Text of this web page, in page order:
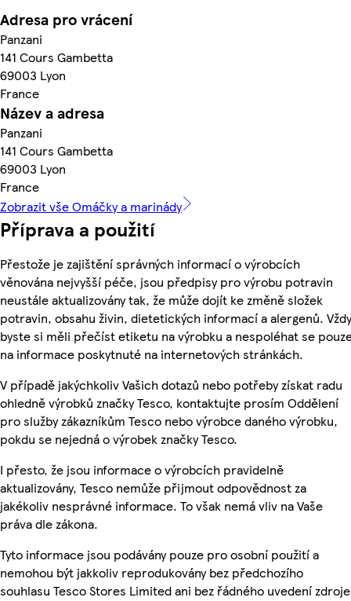
Adresa pro vrácení
Panzani
141 Cours Gambetta
69003 Lyon
France
Název a adresa
Panzani
141 Cours Gambetta
69003 Lyon
France
Zobrazit vše Omáčky a marinády
Příprava a použití
Přestože je zajištění správných informací o výrobcích
věnována nejvyšší péče, jsou předpisy pro výrobu potravin
neustále aktualizovány tak, že může dojít ke změně složek
potravin, obsahu živin, dietetických informací a alergenů. Vždy
byste si měli přečíst etiketu na výrobku a nespoléhat se
na informace poskytnuté na internetových stránkách.
V případě jakýchkoliv Vašich dotazů nebo potřeby získat radu
ohledně výrobků značky Tesco, kontaktujte prosím Oddělení
pro služby zákazníkům Tesco nebo výrobce daného výrobku,
pokdu se nejedná o výrobek značky Tesco.
I přesto, že jsou informace o výrobcích pravidelně
aktualizovány, Tesco nemůže přijmout odpovědnost za
jakékoliv nesprávné informace. To však nemá vliv na Vaše
práva dle zákona.
Tyto informace jsou podávány pouze pro osobní použití a
nemohou být jakkoliv reprodukovány bez předchozího
souhlasu Tesco Stores Limited ani bez řádného uvedení